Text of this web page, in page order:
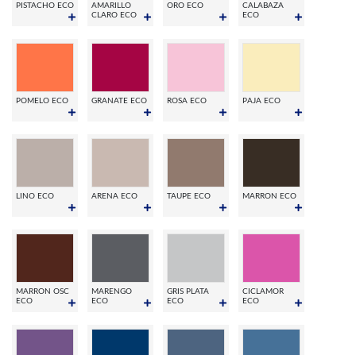
PISTACHO ECO
AMARILLO
CLARO ECO
ORO ECO
CALABAZA
ECO
POMELO ECO GRANATE ECO ROSA ECO PAJA ECO
LINO ECO ARENA ECO TAUPE ECO MARRON ECO
MARRON OSC
ECO
MARENGO
ECO
GRIS PLATA
ECO
CICLAMOR
ECO